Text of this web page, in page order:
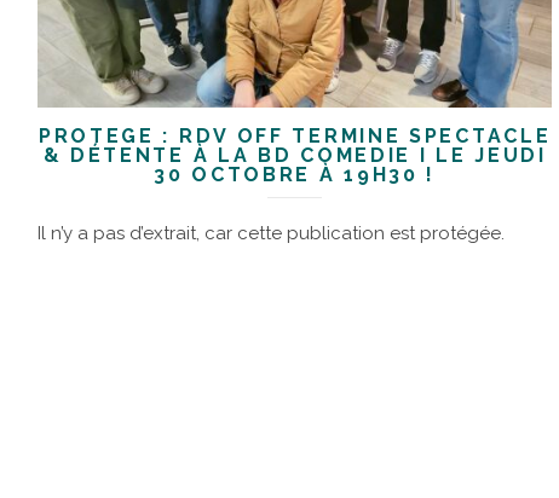
PROTÉGÉ : RDV OFF TERMINÉ SPECTACLE
& DÉTENTE À LA BD COMEDIE I LE JEUDI
30 OCTOBRE À 19H30 !
Il n’y a pas d’extrait, car cette publication est protégée.